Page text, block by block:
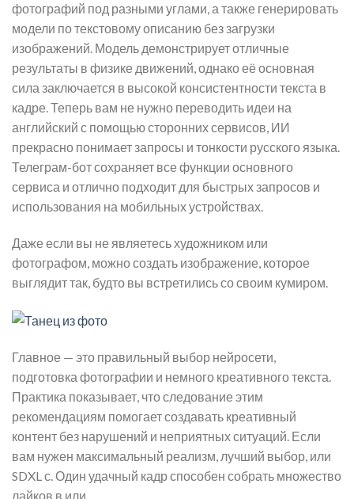
фотографий под разными углами, а также генерировать
модели по текстовому описанию без загрузки
изображений. Модель демонстрирует отличные
результаты в физике движений, однако её основная
сила заключается в высокой консистентности текста в
кадре. Теперь вам не нужно переводить идеи на
английский с помощью сторонних сервисов, ИИ
прекрасно понимает запросы и тонкости русского языка.
Телеграм-бот сохраняет все функции основного
сервиса и отлично подходит для быстрых запросов и
использования на мобильных устройствах.
Даже если вы не являетесь художником или
фотографом, можно создать изображение, которое
выглядит так, будто вы встретились со своим кумиром.
Главное — это правильный выбор нейросети,
подготовка фотографии и немного креативного текста.
Практика показывает, что следование этим
рекомендациям помогает создавать креативный
контент без нарушений и неприятных ситуаций. Если
вам нужен максимальный реализм, лучший выбор, или
SDXL с. Один удачный кадр способен собрать множество
лайков в или.